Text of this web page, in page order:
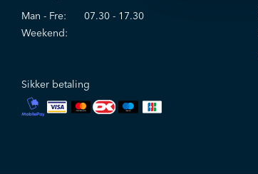
Man - Fre:
07.30 - 17.30
Weekend:
Sikker betaling